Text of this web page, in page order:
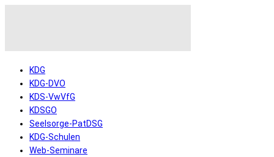
KDG
KDG-DVO
KDS-VwVfG
KDSGO
Seelsorge-PatDSG
KDG-Schulen
Web-Seminare